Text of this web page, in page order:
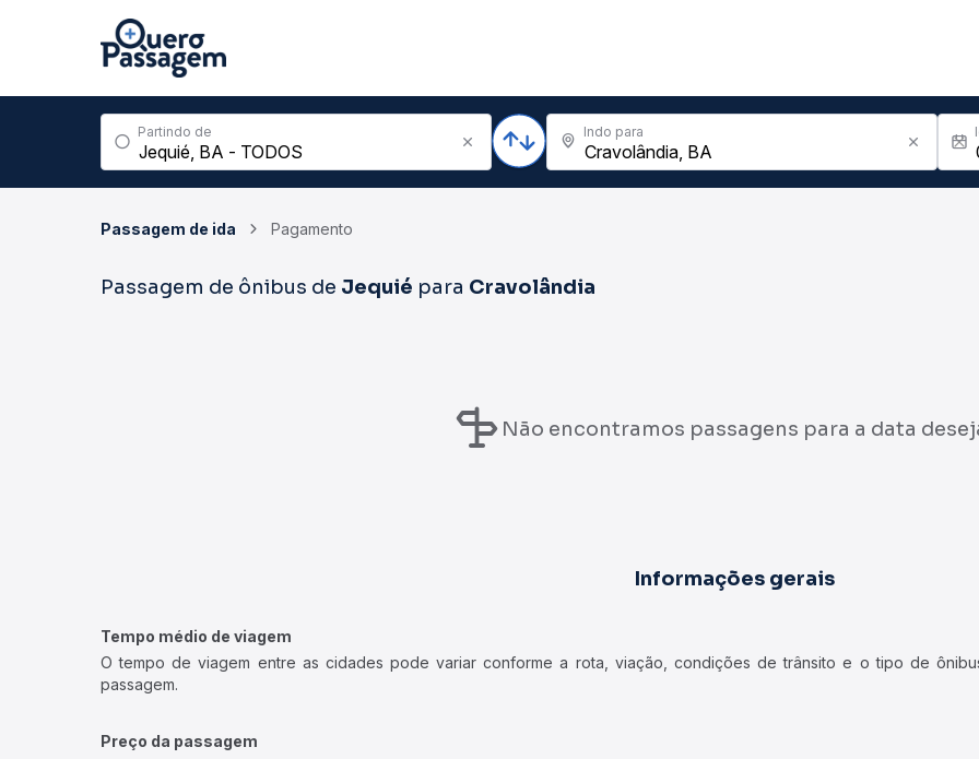
Partindo de Indo para
Passagem de ida Pagamento
Passagem de ônibus de Jequié para Cravolândia
Não encontramos passagens para a data
Informações gerais
Tempo médio de viagem
O tempo de viagem entre as cidades pode variar conforme a rota, viação, condições de trânsito e o tipo de
passagem.
Preço da passagem